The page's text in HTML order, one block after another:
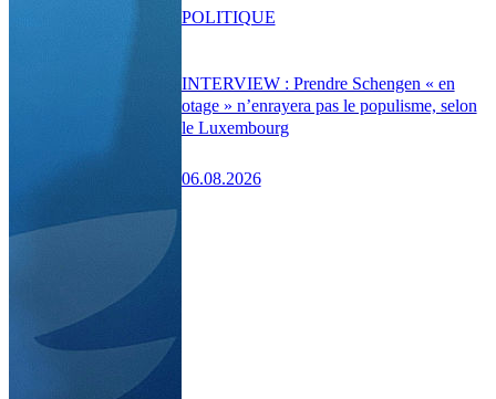
INTERVIEW : Prendre Schengen « en
otage » n’enrayera pas le populisme, selon
le Luxembourg
06.08.2026
POLITIQUE